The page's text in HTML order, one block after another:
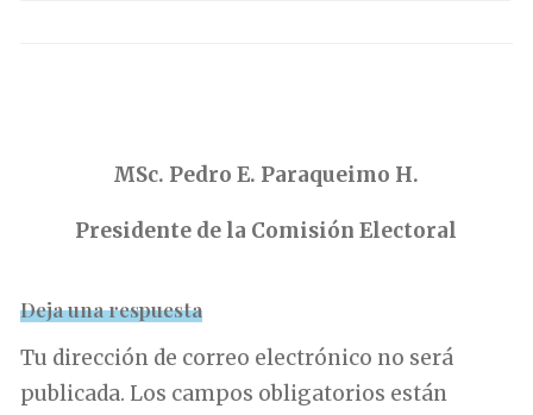
MSc. Pedro E. Paraqueimo H.
Presidente de la Comisión Electoral
Deja una respuesta
Tu dirección de correo electrónico no será
publicada. Los campos obligatorios están